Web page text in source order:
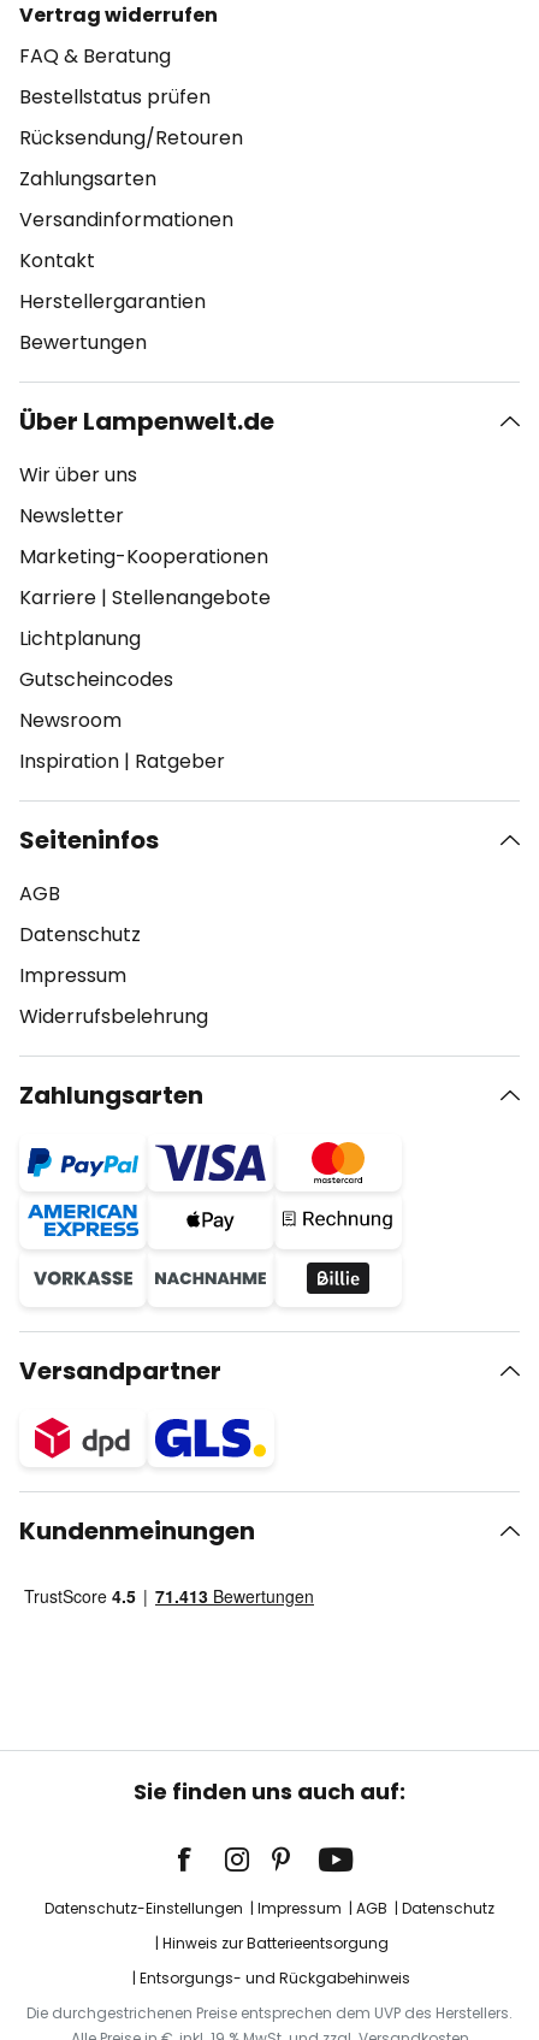
Vertrag widerrufen
FAQ & Beratung
Bestellstatus prüfen
Rücksendung/Retouren
Zahlungsarten
Versandinformationen
Kontakt
Herstellergarantien
Bewertungen
Über Lampenwelt.de
Wir über uns
Newsletter
Marketing-Kooperationen
Karriere | Stellenangebote
Lichtplanung
Gutscheincodes
Newsroom
Inspiration | Ratgeber
Seiteninfos
AGB
Datenschutz
Impressum
Widerrufsbelehrung
Zahlungsarten
Versandpartner
Kundenmeinungen
Sie finden uns auch auf:
Datenschutz-Einstellungen Impressum AGB
Datenschutz
Hinweis zur Batterieentsorgung
Entsorgungs- und Rückgabehinweis
Die durchgestrichenen Preise entsprechen dem UVP des Herstellers.